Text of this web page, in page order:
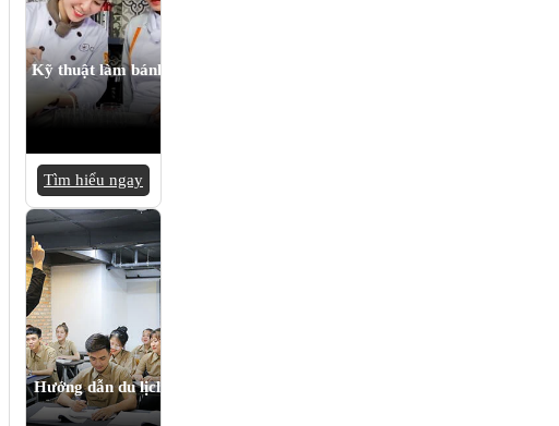
Kỹ thuật làm bánh
Tìm hiểu ngay
Hướng dẫn du lịch